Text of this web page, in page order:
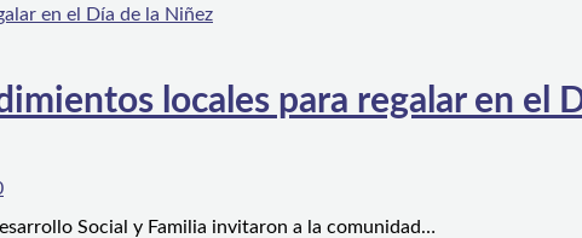
locales para regalar en el
Social y Familia invitaron a la comunidad…